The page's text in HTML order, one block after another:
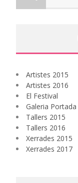
Artistes 2015
Artistes 2016
El Festival
Galeria Portada
Tallers 2015
Tallers 2016
Xerrades 2015
Xerrades 2017